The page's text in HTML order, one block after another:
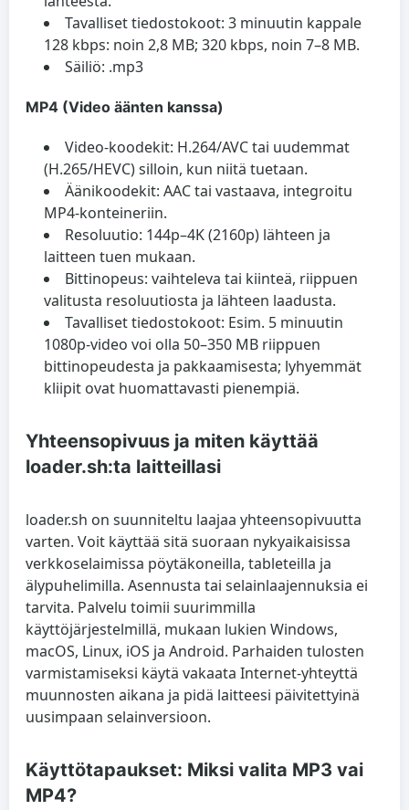
Tavalliset tiedostokoot: 3 minuutin kappale
128 kbps: noin 2,8 MB; 320 kbps, noin 7–8 MB.
Säiliö: .mp3
MP4 (Video äänten kanssa)
Video-koodekit: H.264/AVC tai uudemmat
(H.265/HEVC) silloin, kun niitä tuetaan.
Äänikoodekit: AAC tai vastaava, integroitu
MP4-konteineriin.
Resoluutio: 144p–4K (2160p) lähteen ja
laitteen tuen mukaan.
Bittinopeus: vaihteleva tai kiinteä, riippuen
valitusta resoluutiosta ja lähteen laadusta.
Tavalliset tiedostokoot: Esim. 5 minuutin
1080p-video voi olla 50–350 MB riippuen
bittinopeudesta ja pakkaamisesta; lyhyemmät
kliipit ovat huomattavasti pienempiä.
Yhteensopivuus ja miten käyttää
loader.sh:ta laitteillasi
loader.sh on suunniteltu laajaa yhteensopivuutta
varten. Voit käyttää sitä suoraan nykyaikaisissa
verkkoselaimissa pöytäkoneilla, tableteilla ja
älypuhelimilla. Asennusta tai selainlaajennuksia ei
tarvita. Palvelu toimii suurimmilla
käyttöjärjestelmillä, mukaan lukien Windows,
macOS, Linux, iOS ja Android. Parhaiden tulosten
varmistamiseksi käytä vakaata Internet-yhteyttä
muunnosten aikana ja pidä laitteesi päivitettyinä
uusimpaan selainversioon.
Käyttötapaukset: Miksi valita MP3 vai
MP4?